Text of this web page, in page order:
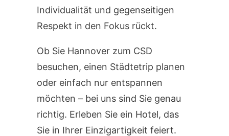
Individualität und gegenseitigen
Respekt in den Fokus rückt.
Ob Sie Hannover zum CSD
besuchen, einen Städtetrip planen
oder einfach nur entspannen
möchten – bei uns sind Sie genau
richtig. Erleben Sie ein Hotel, das
Sie in Ihrer Einzigartigkeit feiert.